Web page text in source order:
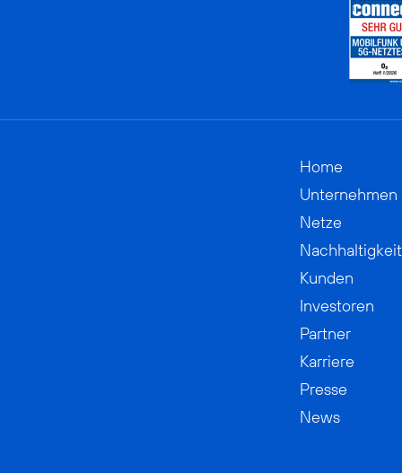
Home
Unternehmen
Netze
Nachhaltigkeit
Kunden
Investoren
Partner
Karriere
Presse
News